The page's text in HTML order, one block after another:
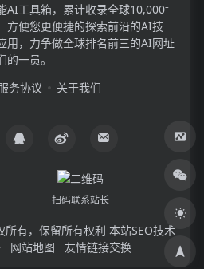
AI工具箱，累计收录全球10,000⁺
方便您更便捷的探索前沿的AI技
用，力争做全球排名前三的AI网址
一员。
务协议 关于我们
扫码联系站长
所有，保留所有权利 本站SEO技术
网站地图 友情链接交换